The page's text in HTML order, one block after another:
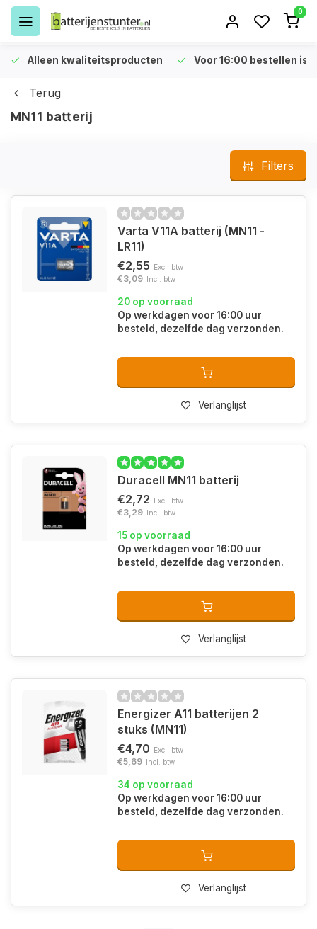
0
Alleen kwaliteitsproducten Voor 16:00 bestellen is
Terug
MN11 batterij
Filters
Varta V11A batterij (MN11 -
LR11)
€2,55 Excl. btw
€3,09 Incl. btw
20 op voorraad
Op werkdagen voor 16:00 uur
besteld, dezelfde dag verzonden.
Verlanglijst
Duracell MN11 batterij
€2,72 Excl. btw
€3,29 Incl. btw
15 op voorraad
Op werkdagen voor 16:00 uur
besteld, dezelfde dag verzonden.
Verlanglijst
Energizer A11 batterijen 2
stuks (MN11)
€4,70 Excl. btw
€5,69 Incl. btw
34 op voorraad
Op werkdagen voor 16:00 uur
besteld, dezelfde dag verzonden.
Verlanglijst